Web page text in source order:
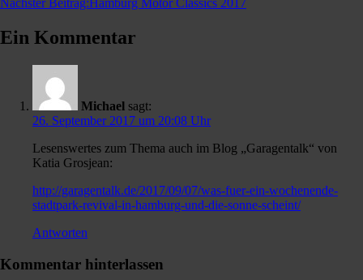
Nächster Beitrag: Hamburg Motor Classics 2017
Ein Kommentar
Michael sagt:
26. September 2017 um 20:08 Uhr
Lesenswertes zum Thema auch im Blog „Garagentalk“ von
Katia Grosjean:
http://garagentalk.de/2017/09/07/was-fuer-ein-wochenende-
stadtpark-revival-in-hamburg-und-die-sonne-scheint/
Antworten
Kommentar hinterlassen